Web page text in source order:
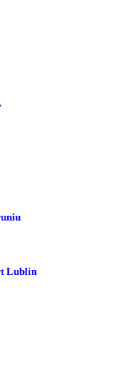
Lublin